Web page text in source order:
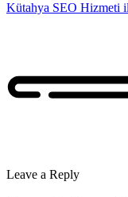
Kütahya SEO Hizmeti
Leave a Reply